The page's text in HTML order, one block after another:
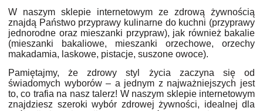
W naszym sklepie internetowym ze zdrową żywnością
znajdą Państwo przyprawy kulinarne do kuchni (przyprawy
jednorodne oraz mieszanki przypraw), jak również bakalie
(mieszanki bakaliowe, mieszanki orzechowe, orzechy
makadamia, laskowe, pistacje, suszone owoce).
Pamiętajmy, że zdrowy styl życia zaczyna się od
świadomych wyborów – a jednym z najważniejszych jest
to, co trafia na nasz talerz! W naszym sklepie internetowym
znajdziesz szeroki wybór zdrowej żywności, idealnej dla